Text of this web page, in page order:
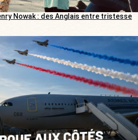
Nowak : des Anglais entre tristesse